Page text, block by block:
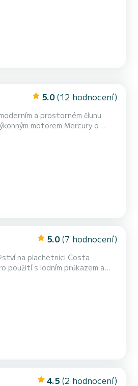
5.0 (12 hodnocení)
motorem Mercury o
5.0 (7 hodnocení)
na plachetnici Costa
a vzrušující plavbu, ideální
4.5 (2 hodnocení)